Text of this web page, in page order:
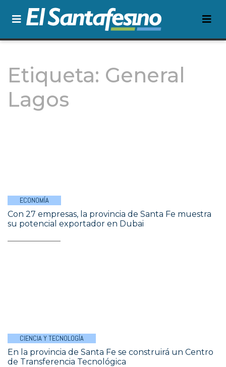
Etiqueta: General
Lagos
ECONOMÍA
Con 27 empresas, la provincia de Santa Fe muestra
su potencial exportador en Dubai
CIENCIA Y TECNOLOGÍA
En la provincia de Santa Fe se construirá un Centro
de Transferencia Tecnológica